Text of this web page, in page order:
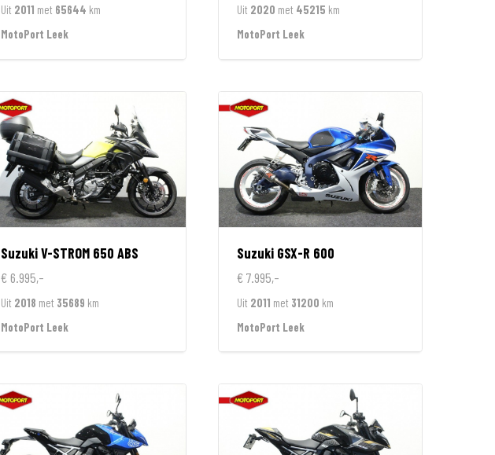
Uit 2011 met 65644 km
MotoPort Leek
Uit 2020 met 45215 km
MotoPort Leek
SuzukiV-STROM 650 ABS
€ 6.995,-
Uit 2018 met 35689 km
MotoPort Leek
Suzuki GSX-R 600
€ 7.995,-
Uit 2011 met 31200 km
MotoPort Leek